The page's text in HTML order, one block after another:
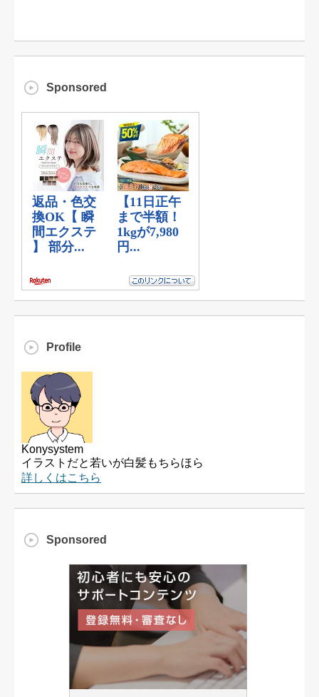
Sponsored
Profile
Konysystem
イラストだと若いが白髪もちらほら
詳しくはこちら
Sponsored